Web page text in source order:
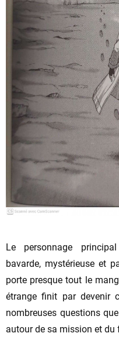
Le personnage
bavarde, mystérieuse et
porte presque tout le
étrange finit par devenir
nombreuses questions
autour de sa mission et